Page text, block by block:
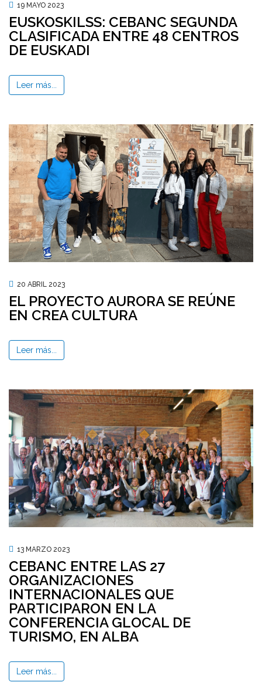
19 MAYO 2023
EUSKOSKILSS: CEBANC SEGUNDA
CLASIFICADA ENTRE 48 CENTROS
DE EUSKADI
Leer más...
20 ABRIL 2023
EL PROYECTO AURORA SE REÚNE
EN CREA CULTURA
Leer más...
13 MARZO 2023
CEBANC ENTRE LAS 27
ORGANIZACIONES
INTERNACIONALES QUE
PARTICIPARON EN LA
CONFERENCIA GLOCAL DE
TURISMO, EN ALBA
Leer más...